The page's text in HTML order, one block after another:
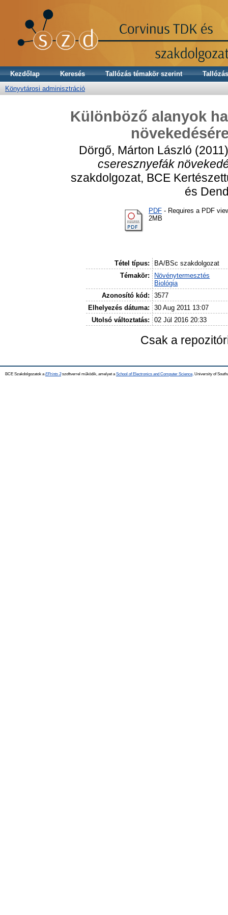
Kezdőlap Keresés Tallózás témakör szerint
Könyvtárosi adminisztráció
Különböző alanyok
Dörgő, Márton László
cseresznyefák
szakdolgozat, BCE
és
PDF - Requires a PDF
2MB
Tétel típus:
BA/BSc szakdolgozat
Témakör:
Növénytermesztés
Biológia
Azonosító kód:
3577
Elhelyezés dátuma:
30 Aug 2011 13:07
Utolsó változtatás:
02 Júl 2016 20:33
Csak a
BCE Szakdolgozatok a EPrints 3szoftverrel működik, amelyet a School of Electronics and Computer Science, University of